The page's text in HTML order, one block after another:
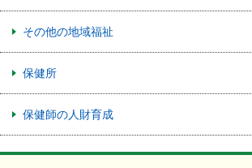
その他の地域福祉
保健所
保健師の人財育成